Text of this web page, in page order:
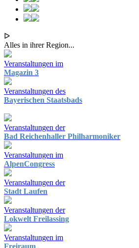
ᐅ
Alles in ihrer Region...
Veranstaltungen im
Magazin 3
Veranstaltungen des
Bayerischen Staatsbads
Veranstaltungen der
Bad Reichenhaller Philharmoniker
Veranstaltungen im
AlpenCongress
Veranstaltungen der
Stadt Laufen
Veranstaltungen der
Lokwelt Freilassing
Veranstaltungen im
Freiraum